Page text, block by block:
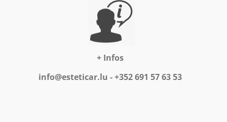
+ Infos
info@esteticar.lu - +352 691 57 63 53